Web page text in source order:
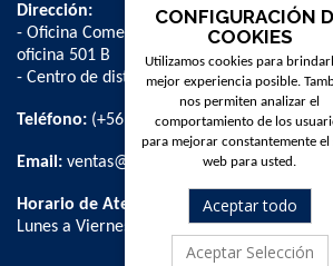
Dirección:
- Oficina Comercial y administrativa:
oficina 501 B
- Centro de distribución: La Farfana 500,
Teléfono: (+56 2) 2 584 8900
Email: ventas@dpschile.cl
Horario de Atención:
Lunes a Viernes / 09:00 a 16:00 hrs
CONFIGURACIÓN
COOKIES
Utilizamos cookies para
mejor experiencia posible.
nos permiten analizar el
comportamiento de los
para mejorar constantemente el
web para usted.
Aceptar todo
Aceptar Selección